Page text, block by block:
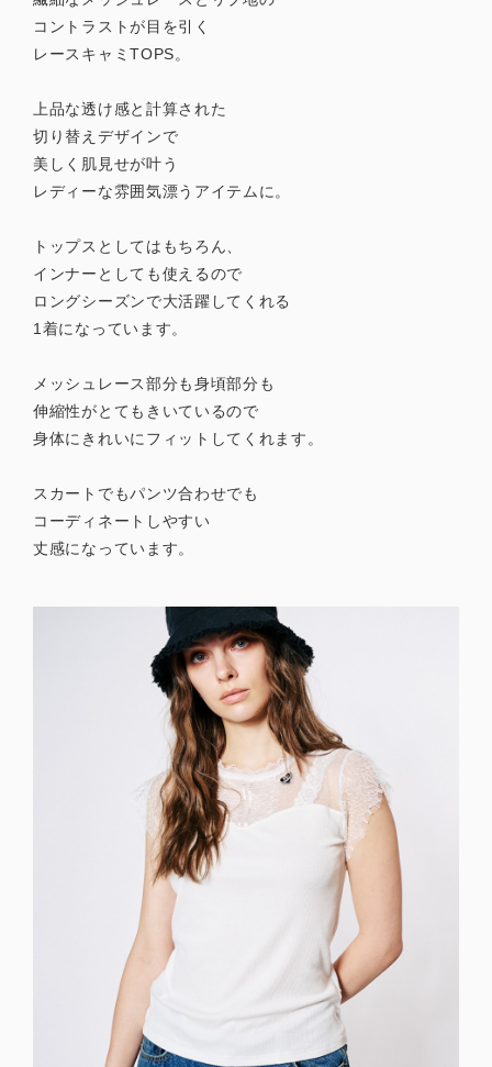
コントラストが目を引く
レースキャミTOPS。
上品な透け感と計算された
切り替えデザインで
美しく肌見せが叶う
レディーな雰囲気漂うアイテムに。
トップスとしてはもちろん、
インナーとしても使えるので
ロングシーズンで大活躍してくれる
1着になっています。
メッシュレース部分も身頃部分も
伸縮性がとてもきいているので
身体にきれいにフィットしてくれます。
スカートでもパンツ合わせでも
コーディネートしやすい
丈感になっています。